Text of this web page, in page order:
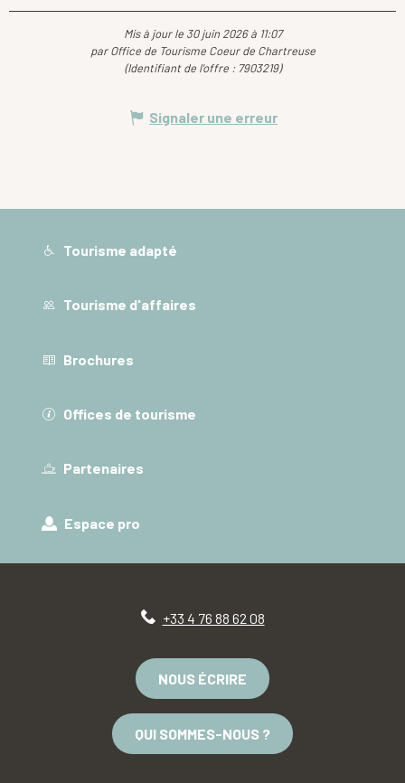
Mis à jour le 30 juin 2026 à 11:07
par Office de Tourisme Coeur de Chartreuse
(Identifiant de l'offre : 7903219)
Signaler une erreur
Tourisme adapté
Tourisme d'affaires
Brochures
Offices de tourisme
Partenaires
Espace pro
+33 4 76 88 62 08
NOUS ÉCRIRE
QUI SOMMES-NOUS ?